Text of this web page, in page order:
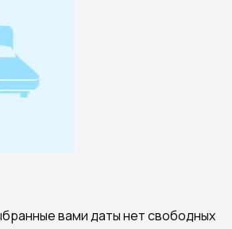
вами даты нет свободных